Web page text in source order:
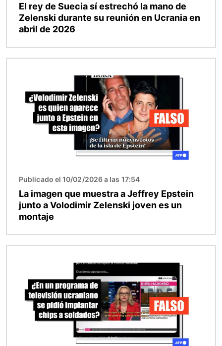
El rey de Suecia sí estrechó la mano de
Zelenski durante su reunión en Ucrania en
abril de 2026
Publicado el 10/02/2026 a las 17:54
La imagen que muestra a Jeffrey Epstein
junto a Volodimir Zelenski joven es un
montaje